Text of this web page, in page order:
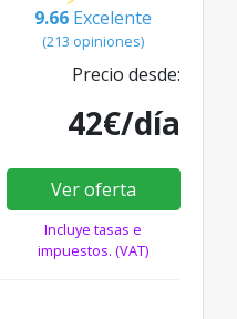
9.66 Excelente
(213 opiniones)
Precio desde:
42€/día
Ver oferta
Incluye tasas e
impuestos. (VAT)